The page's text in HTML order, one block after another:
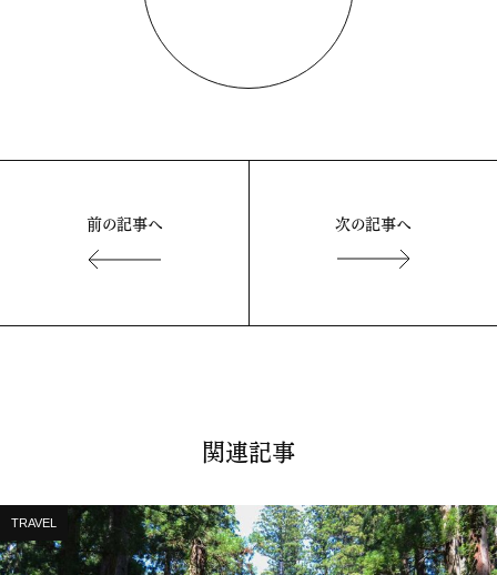
前の記事へ 次の記事へ
関連記事
TRAVEL